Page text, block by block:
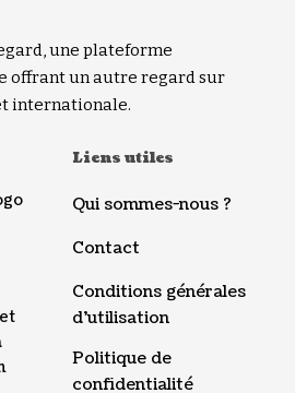
une plateforme
offrant un autre regard sur
internationale.
Liens utiles
Qui sommes-nous ?
Contact
Conditions générales
d’utilisation
Politique de
confidentialité